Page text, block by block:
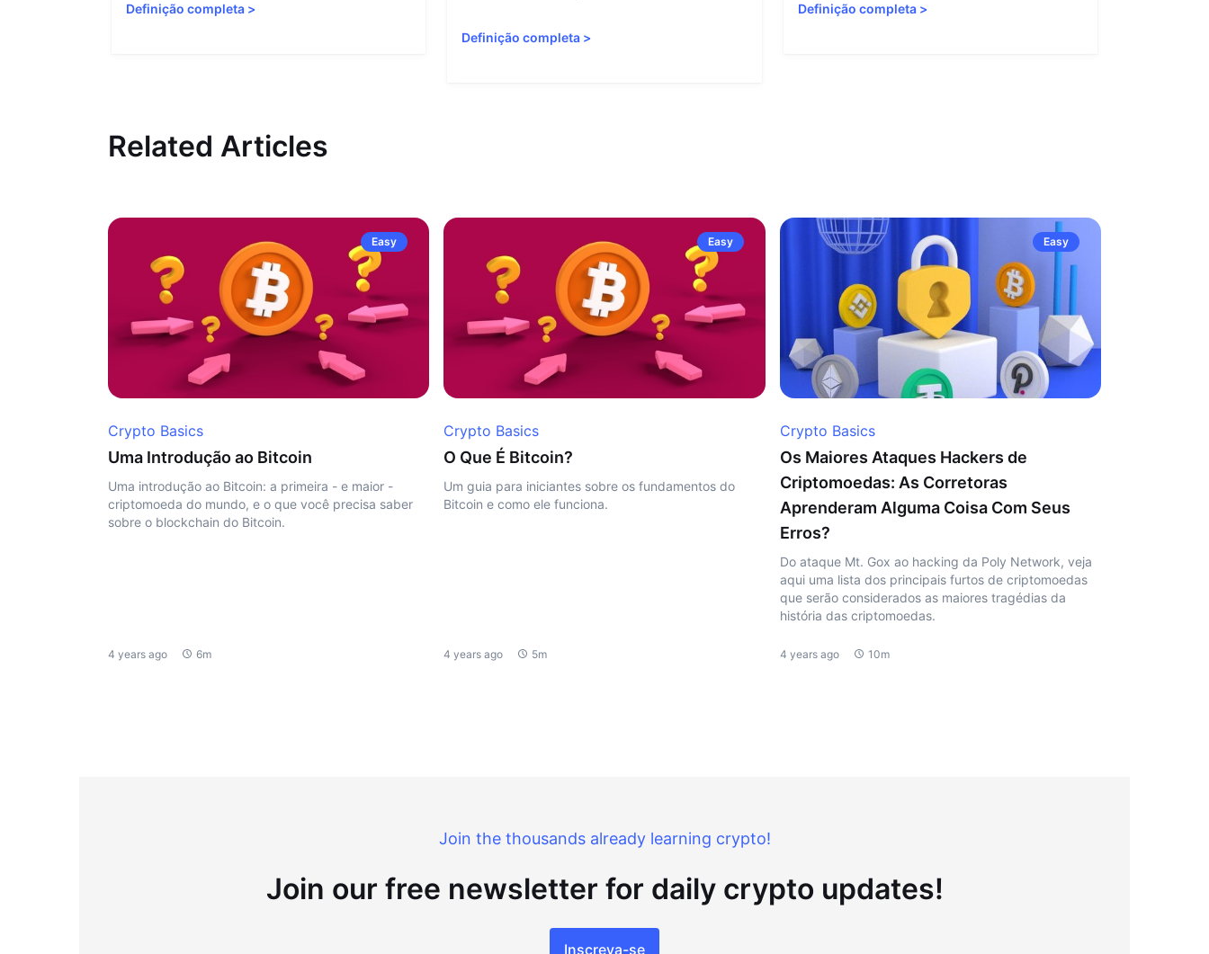
Definição completa >
Definição completa >
Definição completa>
Related Articles
Easy
Crypto Basics
Uma Introdução ao Bitcoin
Uma introdução ao Bitcoin: a primeira - e maior -
criptomoeda do mundo, e o que você precisa saber
sobre o blockchain do Bitcoin.
4 years ago 6m
Easy
Crypto Basics
O Que É Bitcoin?
Um guia para iniciantes sobre os fundamentos do
Bitcoin e como ele funciona.
4 years ago 5m
Easy
Crypto Basics
Os Maiores Ataques Hackers de
Criptomoedas: As Corretoras
Aprenderam Alguma Coisa Com Seus
Erros?
Do ataque Mt. Gox ao hacking da Poly Network, veja
aqui uma lista dos principais furtos de criptomoedas
que serão considerados as maiores tragédias da
história das criptomoedas.
4 years ago 10m
Join the thousands already learning crypto!
Join our free newsletter for daily crypto updates!
Inscreva-se